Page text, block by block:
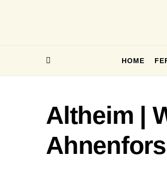
HOME
Altheim |